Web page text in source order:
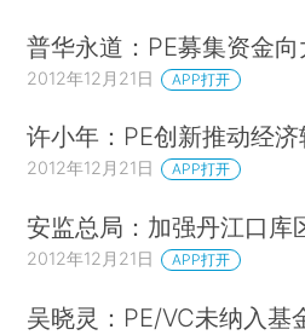
普华永道：PE募集资金
2012年12月21日 APP打开
许小年：PE创新推动经济
2012年12月21日 APP打开
安监总局：加强丹江口库
2012年12月21日 APP打开
吴晓灵：PE/VC未纳入基